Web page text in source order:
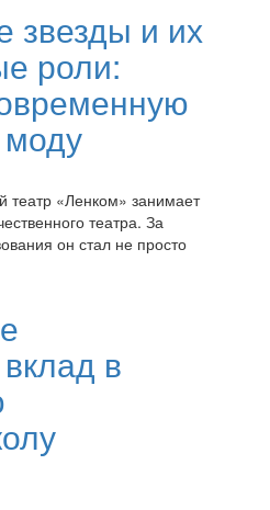
звезды и их
роли:
театр «Ленком» занимает
театра. За
он стал не просто
в